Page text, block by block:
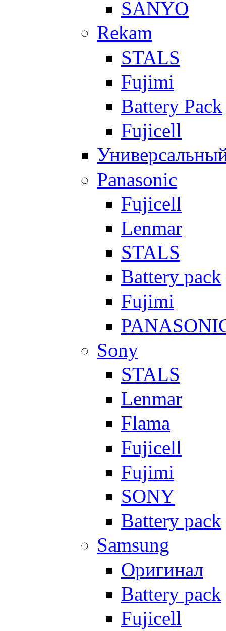
SANYO
Rekam
STALS
Fujimi
Battery Pack
Fujicell
Panasonic
Fujicell
Lenmar
STALS
Battery pack
Fujimi
Sony
STALS
Lenmar
Flama
Fujicell
Fujimi
SONY
Battery pack
Samsung
Оригинал
Battery pack
Fujicell